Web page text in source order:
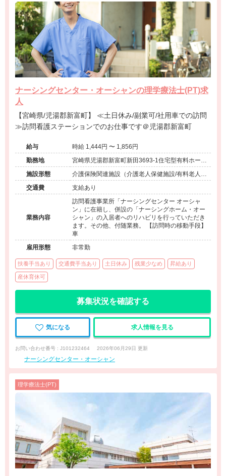
ナーシングセンター・オーシャンの理学療法士(PT)求
人
【宮崎県/児湯郡新富町】 ≪土日休み/副業可/社用車での訪問
≫訪問看護ステーションでのお仕事です＠児湯郡新富町
給与
時給 1,444円 〜 1,856円
勤務地
宮崎県児湯郡新富町新田3693-1住宅型有料ホーム
ナーシングホーム・オーシャン併設
施設形態
介護保険関連施設（介護老人保健施設/有料老人ホ
ーム）
交通費 支給あり
業務内容
訪問看護事業所「ナーシングセンター オーシャ
ン」に在籍し、併設の「ナーシングホーム・オー
シャン」の入居者へのリハビリを行っていただき
ます。その他、付随業務。 【訪問時の移動手段】
車
雇用形態
非常勤
扶養手当あり 交通費手当あり 土日休み 残業少なめ 昇給あり
産休育休可
募集状況を確認する
気になる 求人情報を見る
お問い合わせ番号 : J101232464 2026年06月29日 更新
ナーシングセンター・オーシャン
理学療法士(PT)